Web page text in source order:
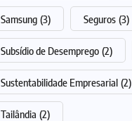
Samsung (3) Seguros (3)
Subsídio de Desemprego (2)
Sustentabilidade Empresarial (2)
Tailândia (2)